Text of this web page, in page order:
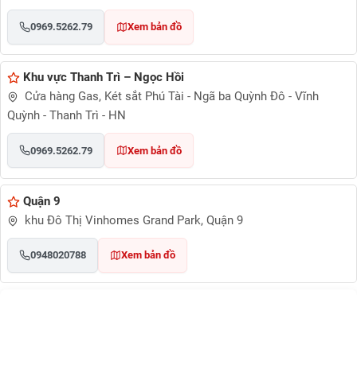
0969.5262.79 Xem bản đồ
Khu vực Thanh Trì – Ngọc Hồi
Cửa hàng Gas, Két sắt Phú Tài - Ngã ba Quỳnh Đô - Vĩnh
Quỳnh - Thanh Trì - HN
0969.5262.79 Xem bản đồ
Quận 9
khu Đô Thị Vinhomes Grand Park, Quận 9
0948020788 Xem bản đồ